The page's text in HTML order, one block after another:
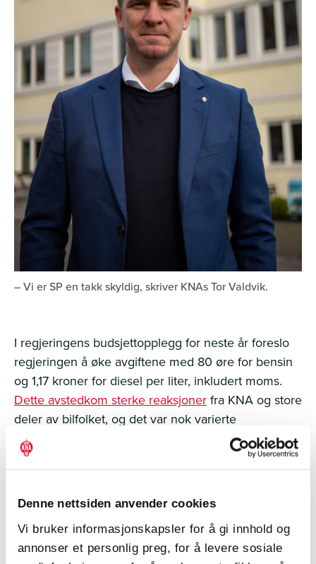
Denne nettsiden anvender cookies
Vi bruker informasjonskapsler for å gi innhold og
annonser et personlig preg, for å levere sosiale
– Vi er SP en takk skyldig, skriver KNAs Tor Valdvik.
I regjeringens budsjettopplegg for neste år foreslo
regjeringen å øke avgiftene med 80 øre for bensin
og 1,17 kroner for diesel per liter, inkludert moms.
Dette avstedkom sterke reaksjoner fra KNA og store
deler av bilfolket, og det var nok varierte
forventninger til hva SP kunne få til i forhandlinger
med SV, MDG og Rødt. SP har
klart å nulle ut
for neste år i avtalen de har landet med AP og Rødt.
forhandlingsdelegat Bjørn Arild Gram og resten av
SPs stortingsgruppe ros for.